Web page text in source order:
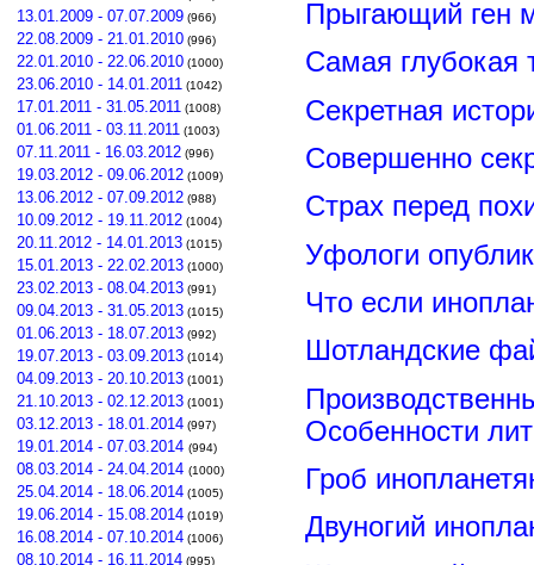
13.01.2009 - 07.07.2009 (966)
22.08.2009 - 21.01.2010 (996)
22.01.2010 - 22.06.2010 (1000)
23.06.2010 - 14.01.2011 (1042)
17.01.2011 - 31.05.2011 (1008)
01.06.2011 - 03.11.2011 (1003)
07.11.2011 - 16.03.2012 (996)
19.03.2012 - 09.06.2012 (1009)
13.06.2012 - 07.09.2012 (988)
10.09.2012 - 19.11.2012 (1004)
20.11.2012 - 14.01.2013 (1015)
15.01.2013 - 22.02.2013 (1000)
23.02.2013 - 08.04.2013 (991)
09.04.2013 - 31.05.2013 (1015)
01.06.2013 - 18.07.2013 (992)
19.07.2013 - 03.09.2013 (1014)
04.09.2013 - 20.10.2013 (1001)
21.10.2013 - 02.12.2013 (1001)
03.12.2013 - 18.01.2014 (997)
19.01.2014 - 07.03.2014 (994)
08.03.2014 - 24.04.2014 (1000)
25.04.2014 - 18.06.2014 (1005)
19.06.2014 - 15.08.2014 (1019)
16.08.2014 - 07.10.2014 (1006)
08.10.2014 - 16.11.2014 (995)
Прыгающий ген
Самая глубокая
Секретная
Совершенно
Страх перед
Уфологи
Что если
Шотландские
Особенности
Гроб
Двуногий